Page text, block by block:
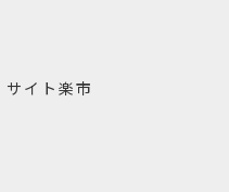
サイト楽市